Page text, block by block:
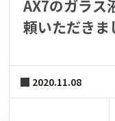
AX7のガラス
頼いただきま
2020.11.08